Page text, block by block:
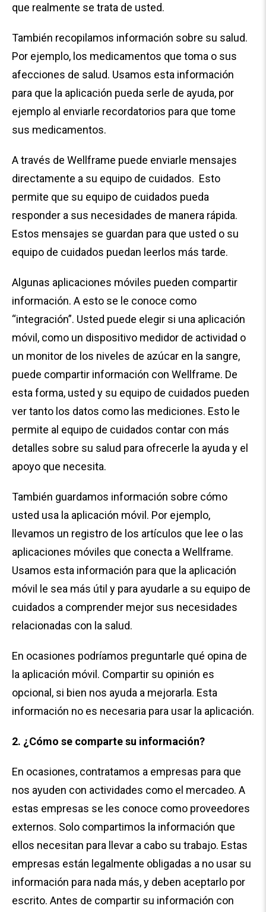
que realmente se trata de usted.
También recopilamos información sobre su salud.
Por ejemplo, los medicamentos que toma o sus
afecciones de salud. Usamos esta información
para que la aplicación pueda serle de ayuda, por
ejemplo al enviarle recordatorios para que tome
sus medicamentos.
A través de Wellframe puede enviarle mensajes
directamente a su equipo de cuidados. Esto
permite que su equipo de cuidados pueda
responder a sus necesidades de manera rápida.
Estos mensajes se guardan para que usted o su
equipo de cuidados puedan leerlos más tarde.
Algunas aplicaciones móviles pueden compartir
información. A esto se le conoce como
“integración”. Usted puede elegir si una aplicación
móvil, como un dispositivo medidor de actividad o
un monitor de los niveles de azúcar en la sangre,
puede compartir información con Wellframe. De
esta forma, usted y su equipo de cuidados pueden
ver tanto los datos como las mediciones. Esto le
permite al equipo de cuidados contar con más
detalles sobre su salud para ofrecerle la ayuda y el
apoyo que necesita.
También guardamos información sobre cómo
usted usa la aplicación móvil. Por ejemplo,
llevamos un registro de los artículos que lee o las
aplicaciones móviles que conecta a Wellframe.
Usamos esta información para que la aplicación
móvil le sea más útil y para ayudarle a su equipo de
cuidados a comprender mejor sus necesidades
relacionadas con la salud.
En ocasiones podríamos preguntarle qué opina de
la aplicación móvil. Compartir su opinión es
opcional, si bien nos ayuda a mejorarla. Esta
información no es necesaria para usar la aplicación.
2. ¿Cómo se comparte su información?
En ocasiones, contratamos a empresas para que
nos ayuden con actividades como el mercadeo. A
estas empresas se les conoce como proveedores
externos. Solo compartimos la información que
ellos necesitan para llevar a cabo su trabajo. Estas
empresas están legalmente obligadas a no usar su
información para nada más, y deben aceptarlo por
escrito. Antes de compartir su información con